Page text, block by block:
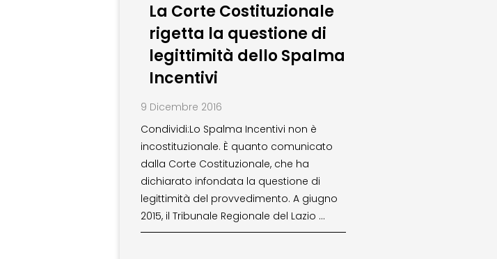
La Corte Costituzionale
rigetta la questione di
legittimità dello Spalma
Incentivi
9 Dicembre 2016
Condividi:Lo Spalma Incentivi non è
incostituzionale. È quanto comunicato
dalla Corte Costituzionale, che ha
dichiarato infondata la questione di
legittimità del provvedimento. A giugno
2015, il Tribunale Regionale del Lazio …